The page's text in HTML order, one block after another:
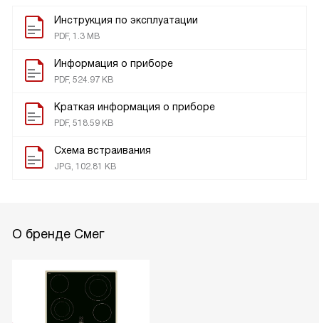
Инструкция по эксплуатации
PDF, 1.3 MB
Информация о приборе
PDF, 524.97 KB
Краткая информация о приборе
PDF, 518.59 KB
Схема встраивания
JPG, 102.81 KB
О бренде Смег